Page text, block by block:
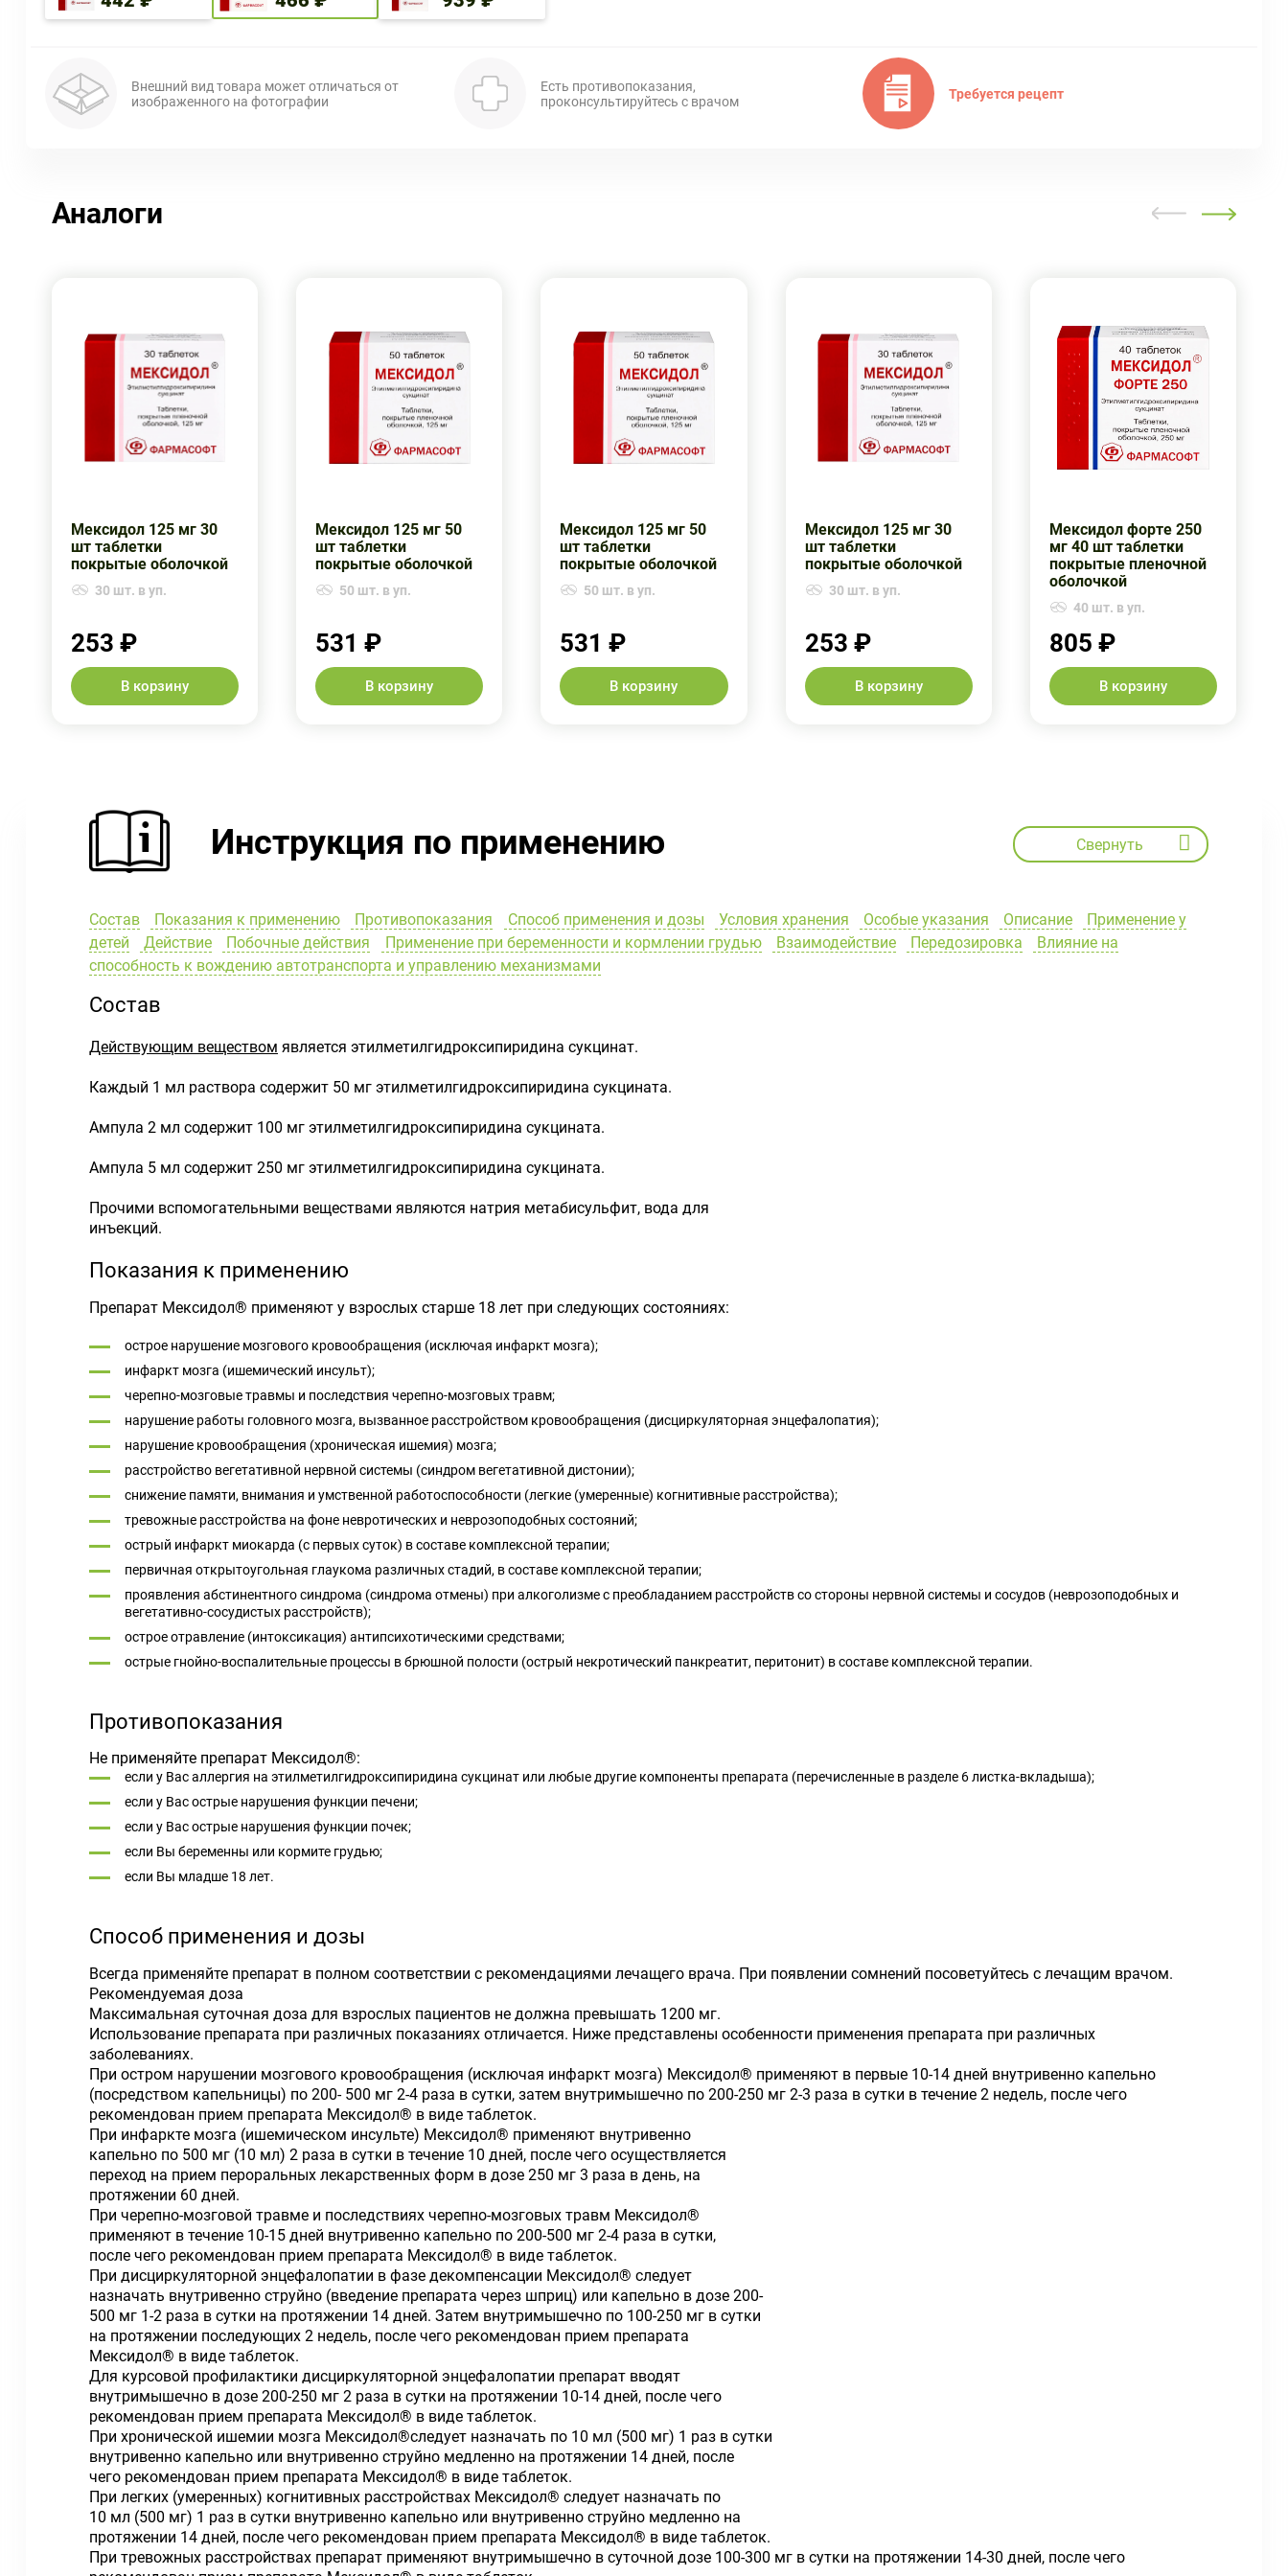
Внешний вид товара может отличаться от
изображенного на фотографии
Есть противопоказания,
проконсультируйтесь с врачом
Требуется рецепт
Аналоги
Мексидол 125 мг 30
шт таблетки
покрытые оболочкой
30 шт. в уп.
253 ₽
В корзину
Мексидол 125 мг 50
шт таблетки
покрытые оболочкой
50 шт. в уп.
531 ₽
В корзину
Мексидол 125 мг 50
шт таблетки
покрытые оболочкой
50 шт. в уп.
531 ₽
В корзину
Мексидол 125 мг 30
шт таблетки
покрытые оболочкой
30 шт. в уп.
253 ₽
В корзину
Мексидол форте 250
мг 40 шт таблетки
покрытые пленочной
оболочкой
40 шт. в уп.
805 ₽
В корзину
Инструкция по применению Свернуть
Состав Показания к применению Противопоказания Способ применения и дозы Условия хранения Особые указания Описание
Применение у
детей
Действие Побочные действия Применение при беременности и кормлении грудью Взаимодействие Передозировка
Влияние на
способность к вождению автотранспорта и управлению механизмами
Состав
Действующим веществом является этилметилгидроксипиридина сукцинат.
Каждый 1 мл раствора содержит 50 мг этилметилгидроксипиридина сукцината.
Ампула 2 мл содержит 100 мг этилметилгидроксипиридина сукцината.
Ампула 5 мл содержит 250 мг этилметилгидроксипиридина сукцината.
Прочими вспомогательными веществами являются натрия метабисульфит, вода для
инъекций.
Показания к применению
Препарат Мексидол® применяют у взрослых старше 18 лет при следующих состояниях:
острое нарушение мозгового кровообращения (исключая инфаркт мозга);
инфаркт мозга (ишемический инсульт);
черепно-мозговые травмы и последствия черепно-мозговых травм;
нарушение работы головного мозга, вызванное расстройством кровообращения (дисциркуляторная энцефалопатия);
нарушение кровообращения (хроническая ишемия) мозга;
расстройство вегетативной нервной системы (синдром вегетативной дистонии);
снижение памяти, внимания и умственной работоспособности (легкие (умеренные) когнитивные расстройства);
тревожные расстройства на фоне невротических и неврозоподобных состояний;
острый инфаркт миокарда (с первых суток) в составе комплексной терапии;
первичная открытоугольная глаукома различных стадий, в составе комплексной терапии;
проявления абстинентного синдрома (синдрома отмены) при алкоголизме с преобладанием расстройств со стороны нервной системы и сосудов (неврозоподобных и
вегетативно-сосудистых расстройств);
острое отравление (интоксикация) антипсихотическими средствами;
острые гнойно-воспалительные процессы в брюшной полости (острый некротический панкреатит, перитонит) в составе комплексной терапии.
Противопоказания
Не применяйте препарат Мексидол®:
если у Вас аллергия на этилметилгидроксипиридина сукцинат или любые другие компоненты препарата (перечисленные в разделе 6 листка-вкладыша);
если у Вас острые нарушения функции печени;
если у Вас острые нарушения функции почек;
если Вы беременны или кормите грудью;
если Вы младше 18 лет.
Способ применения и дозы
Всегда применяйте препарат в полном соответствии с рекомендациями лечащего врача. При появлении сомнений посоветуйтесь с лечащим врачом.
Рекомендуемая доза
Максимальная суточная доза для взрослых пациентов не должна превышать 1200 мг.
Использование препарата при различных показаниях отличается. Ниже представлены особенности применения препарата при различных
заболеваниях.
При остром нарушении мозгового кровообращения (исключая инфаркт мозга) Мексидол® применяют в первые 10-14 дней внутривенно капельно
(посредством капельницы) по 200- 500 мг 2-4 раза в сутки, затем внутримышечно по 200-250 мг 2-3 раза в сутки в течение 2 недель, после чего
рекомендован прием препарата Мексидол® в виде таблеток.
При инфаркте мозга (ишемическом инсульте) Мексидол® применяют внутривенно
капельно по 500 мг (10 мл) 2 раза в сутки в течение 10 дней, после чего осуществляется
переход на прием пероральных лекарственных форм в дозе 250 мг 3 раза в день, на
протяжении 60 дней.
При черепно-мозговой травме и последствиях черепно-мозговых травм Мексидол®
применяют в течение 10-15 дней внутривенно капельно по 200-500 мг 2-4 раза в сутки,
после чего рекомендован прием препарата Мексидол® в виде таблеток.
При дисциркуляторной энцефалопатии в фазе декомпенсации Мексидол® следует
назначать внутривенно струйно (введение препарата через шприц) или капельно в дозе 200-
500 мг 1-2 раза в сутки на протяжении 14 дней. Затем внутримышечно по 100-250 мг в сутки
на протяжении последующих 2 недель, после чего рекомендован прием препарата
Мексидол® в виде таблеток.
Для курсовой профилактики дисциркуляторной энцефалопатии препарат вводят
внутримышечно в дозе 200-250 мг 2 раза в сутки на протяжении 10-14 дней, после чего
рекомендован прием препарата Мексидол® в виде таблеток.
При хронической ишемии мозга Мексидол®следует назначать по 10 мл (500 мг) 1 раз в сутки
внутривенно капельно или внутривенно струйно медленно на протяжении 14 дней, после
чего рекомендован прием препарата Мексидол® в виде таблеток.
При легких (умеренных) когнитивных расстройствах Мексидол® следует назначать по
10 мл (500 мг) 1 раз в сутки внутривенно капельно или внутривенно струйно медленно на
протяжении 14 дней, после чего рекомендован прием препарата Мексидол® в виде таблеток.
При тревожных расстройствах препарат применяют внутримышечно в суточной дозе 100-300 мг в сутки на протяжении 14-30 дней, после чего